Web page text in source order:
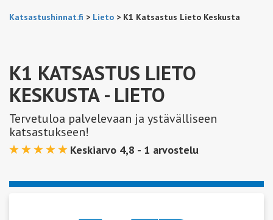
Katsastushinnat.fi > Lieto > K1 Katsastus Lieto Keskusta
K1 KATSASTUS LIETO
KESKUSTA- LIETO
Tervetuloa palvelevaan ja ystävälliseen
katsastukseen!
Keskiarvo 4,8 - 1 arvostelu